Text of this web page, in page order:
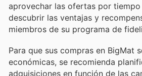
aprovechar las ofertas por
descubrir las ventajas y
miembros de su programa de
Para que sus compras en BigMat
económicas, se recomienda
adquisiciones en función de las